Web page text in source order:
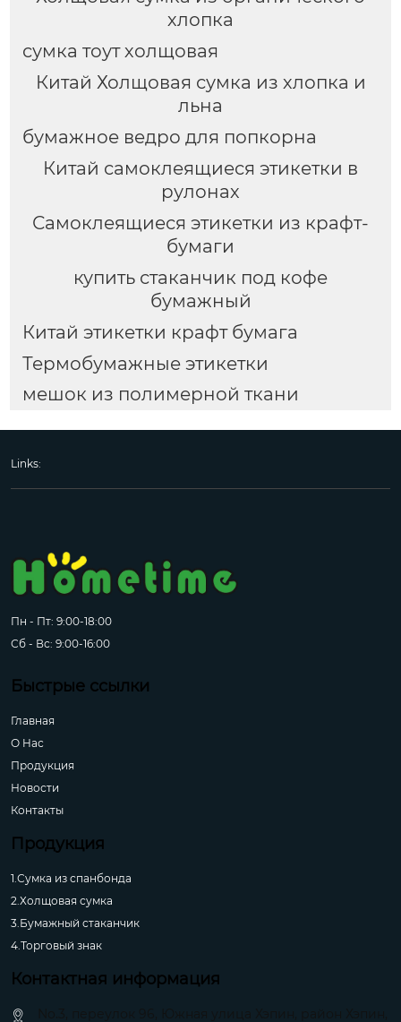
хлопка
сумка тоут холщовая
Китай Холщовая сумка из хлопка и
льна
бумажное ведро для попкорна
Китай самоклеящиеся этикетки в
рулонах
Самоклеящиеся этикетки из крафт-
бумаги
купить стаканчик под кофе
бумажный
Китай этикетки крафт бумага
Термобумажные этикетки
мешок из полимерной ткани
Links:
Пн - Пт: 9:00-18:00
Сб - Вс: 9:00-16:00
Быстрые ссылки
Главная
О Hас
Продукция
Новости
Контакты
Продукция
1.Сумка из спанбонда
2.Холщовая сумка
3.Бумажный стаканчик
4.Торговый знак
Контактная информация